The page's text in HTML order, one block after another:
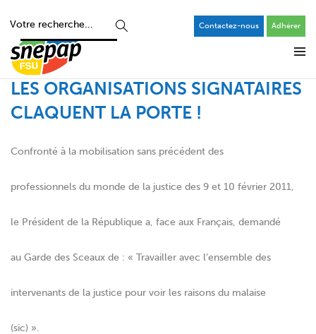
Contactez-nous Adhérer
LES ORGANISATIONS SIGNATAIRES
CLAQUENT LA PORTE !
Confronté à la mobilisation sans précédent des
professionnels du monde de la justice des 9 et 10 février 2011,
le Président de la République a, face aux Français, demandé
au Garde des Sceaux de : « Travailler avec l’ensemble des
intervenants de la justice pour voir les raisons du malaise
(sic) ».